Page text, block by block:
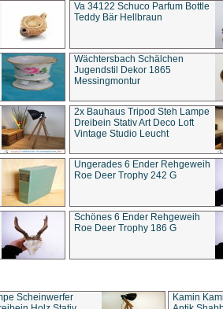
Va 34122 Schuco Parfum Bottle
Teddy Bär Hellbraun
Wächtersbach Schälchen
Jugendstil Dekor 1865
Messingmontur
2x Bauhaus Tripod Steh Lampe
Dreibein Stativ Art Deco Loft
Vintage Studio Leucht
Ungerades 6 Ender Rehgeweih
Roe Deer Trophy 242 G
Schönes 6 Ender Rehgeweih
Roe Deer Trophy 186 G
Scheinwerfer
Kamin